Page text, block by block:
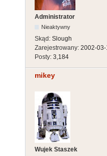
Administrator
Nieaktywny
Skąd: Slough
Zarejestrowany: 2002-03-
Posty: 3,184
mikey
Wujek Staszek